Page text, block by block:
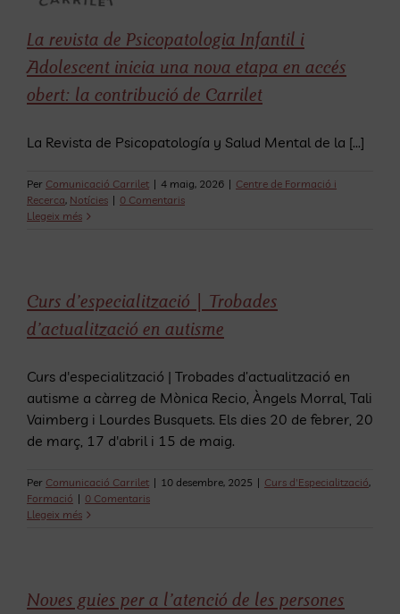
content
La revista de Psicopatologia Infantil i
Adolescent inicia una nova etapa en accés
obert: la contribució de Carrilet
La Revista de Psicopatología y Salud Mental de la [...]
Per Comunicació Carrilet | 4 maig, 2026 | Centre de Formació i
Recerca, Notícies | 0 Comentaris
Llegeix més
Curs d’especialització | Trobades
d’actualització en autisme
Curs d'especialització | Trobades d’actualització en
autisme a càrreg de Mònica Recio, Àngels Morral, Tali
Vaimberg i Lourdes Busquets. Els dies 20 de febrer, 20
de març, 17 d'abril i 15 de maig.
Per Comunicació Carrilet | 10 desembre, 2025 | Curs d'Especialització,
Formació | 0 Comentaris
Llegeix més
Noves guies per a l’atenció de les persones